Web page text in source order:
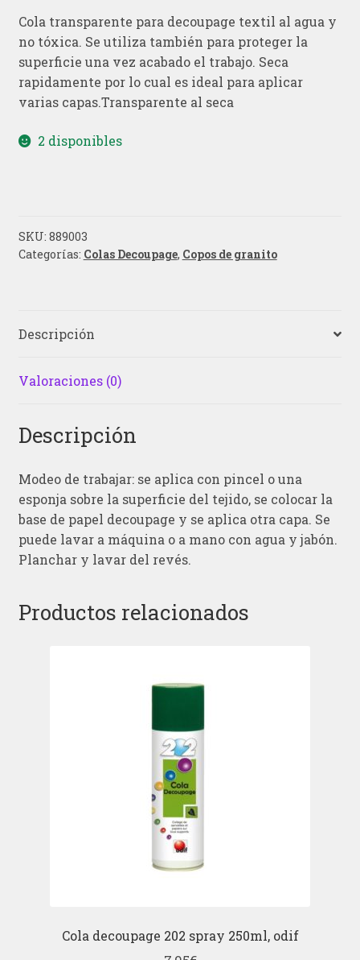
Cola transparente para decoupage textil al agua y
no tóxica. Se utiliza también para proteger la
superf­icie una vez acabado el trabajo. Seca
rapidamente por lo cual es ideal para aplicar
varias capas.Transparente al seca
2 disponibles
SKU: 889003
Categorías: Colas Decoupage, Copos de granito
Descripción
Valoraciones (0)
Descripción
Modeo de trabajar: se aplica con pincel o una
esponja sobre la superficie del tejido, se colocar la
base de papel decoupage y se aplica otra capa. Se
puede lavar a máquina o a mano con agua y jabón.
Planchar y lavar del revés.
Productos relacionados
Cola decoupage 202 spray 250ml, odif